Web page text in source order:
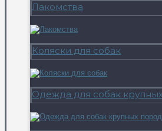
Лакомства
Коляски для собак
Одежда для собак